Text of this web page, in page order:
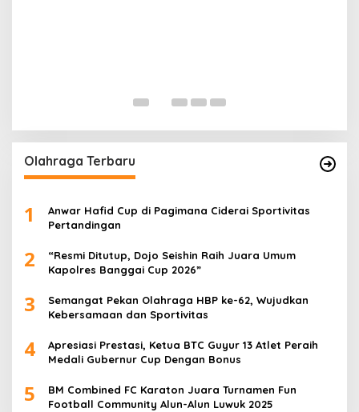
Olahraga Terbaru
1
Anwar Hafid Cup di Pagimana Ciderai Sportivitas
Pertandingan
2
“Resmi Ditutup, Dojo Seishin Raih Juara Umum
Kapolres Banggai Cup 2026”
3
Semangat Pekan Olahraga HBP ke-62, Wujudkan
Kebersamaan dan Sportivitas
4
Apresiasi Prestasi, Ketua BTC Guyur 13 Atlet Peraih
Medali Gubernur Cup Dengan Bonus
5
BM Combined FC Karaton Juara Turnamen Fun
Football Community Alun-Alun Luwuk 2025